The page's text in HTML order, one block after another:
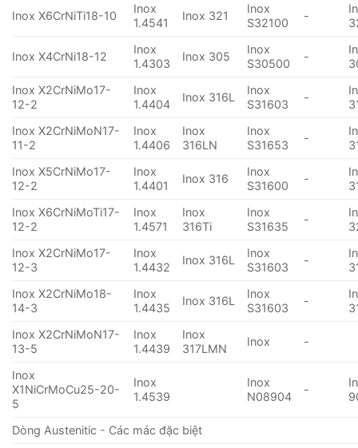
Inox X6CrNiTi18-10
Inox
1.4541
Inox 321
Inox
S32100
-
Inox X4CrNi18-12
Inox
1.4303
Inox 305
Inox
S30500
-
Inox X2CrNiMo17-
12-2
Inox
1.4404
Inox 316L
Inox
S31603
-
Inox X2CrNiMoN17-
11-2
Inox
1.4406
Inox
316LN
Inox
S31653
-
Inox X5CrNiMo17-
12-2
Inox
1.4401
Inox 316
Inox
S31600
-
Inox X6CrNiMoTi17-
12-2
Inox
1.4571
Inox
316Ti
Inox
S31635
-
Inox X2CrNiMo17-
12-3
Inox
1.4432
Inox 316L
Inox
S31603
-
Inox X2CrNiMo18-
14-3
Inox
1.4435
Inox 316L
Inox
S31603
-
Inox X2CrNiMoN17-
13-5
Inox
1.4439
Inox
317LMN
Inox -
Inox
X1NiCrMoCu25-20-
5
Inox
1.4539
Inox
N08904
-
Dòng Austenitic - Các mác đặc biệt